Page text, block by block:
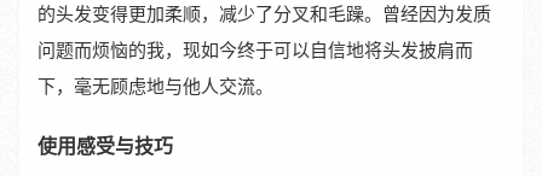
的头发变得更加柔顺，减少了分叉和毛躁。曾经因为发质
问题而烦恼的我，现如今终于可以自信地将头发披肩而
下，毫无顾虑地与他人交流。
使用感受与技巧